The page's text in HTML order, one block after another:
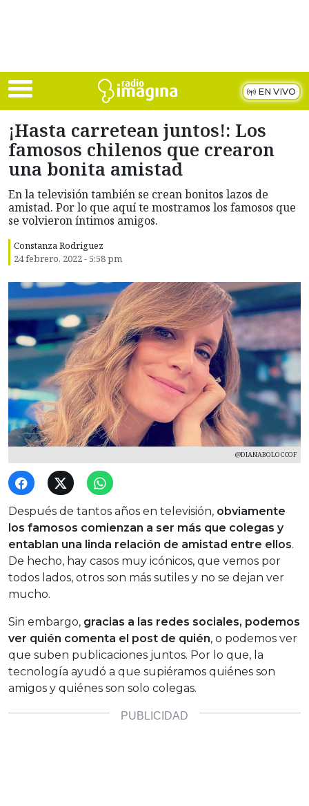
EN VIVO
¡Hasta carretean juntos!: Los
famosos chilenos que crearon
una bonita amistad
En la televisión también se crean bonitos lazos de
amistad. Por lo que aquí te mostramos los famosos que
se volvieron íntimos amigos.
Constanza Rodriguez
24 febrero, 2022 - 5:58 pm
@DIANABOLOCCOF
Después de tantos años en televisión, obviamente
los famosos comienzan a ser más que colegas y
entablan una linda relación de amistad entre ellos.
De hecho, hay casos muy icónicos, que vemos por
todos lados, otros son más sutiles y no se dejan ver
mucho.
Sin embargo, gracias a las redes sociales, podemos
ver quién comenta el post de quién, o podemos ver
que suben publicaciones juntos. Por lo que, la
tecnología ayudó a que supiéramos quiénes son
amigos y quiénes son solo colegas.